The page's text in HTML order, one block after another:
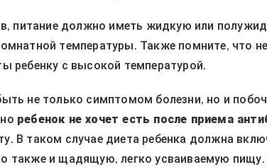
питание должно иметь жидкую или
температуры. Также помните, что
ребенку с высокой температурой.
не только симптомом болезни, но и
ребенок не хочет есть после приема
В таком случае диета ребенка должна
также и щадящую, легко усваиваемую